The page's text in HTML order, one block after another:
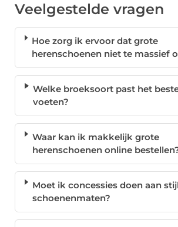
Veelgestelde vragen
Hoe zorg ik ervoor dat grote
herenschoenen niet te massief
Welke broeksoort past het
voeten?
Waar kan ik makkelijk grote
herenschoenen online
Moet ik concessies doen aan
schoenenmaten?